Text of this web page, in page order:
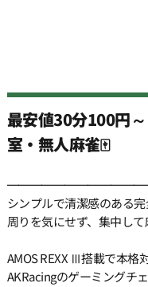
13:00
14:00
14:30
最安値30分100円
室・無人麻雀🀄️
シンプルで清潔感のある完
周りを気にせず、集中して
AMOS REXX Ⅲ搭載で本格
AKRacingのゲーミングチ